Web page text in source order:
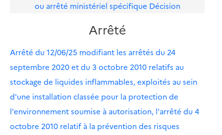
ou arrêté ministériel spécifique Décision
Arrêté
Arrêté du 12/06/25 modifiant les arrêtés du 24
septembre 2020 et du 3 octobre 2010 relatifs au
stockage de liquides inflammables, exploités au sein
d'une installation classée pour la protection de
l'environnement soumise à autorisation, l'arrêté du 4
octobre 2010 relatif à la prévention des risques